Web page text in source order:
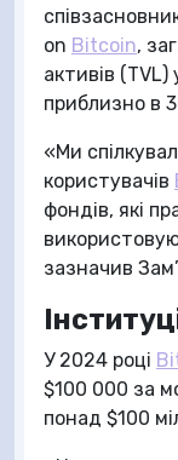
on Bitcoin,
активів (TVL)
приблизно в
«Ми
користувачів
фондів, які
зазначив
У 2024 році
$100 000 за
понад $100